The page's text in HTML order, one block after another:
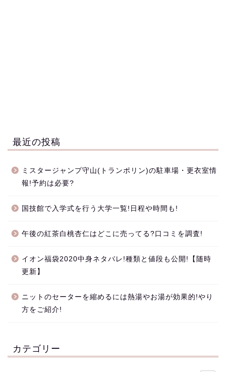
最近の投稿
ミスタージャンプ守山(トランポリン)の駐車場・更衣室情
報!予約は必要?
国技館で入学式を行う大学一覧!日程や時間も!
午後の紅茶白桃杏仁はどこに売ってる?口コミを調査!
イオン福袋2020中身ネタバレ!種類と値段も公開!【随時
更新】
ニットのセーターを縮めるには熱湯やお湯が効果的!やり
方をご紹介!
カテゴリー